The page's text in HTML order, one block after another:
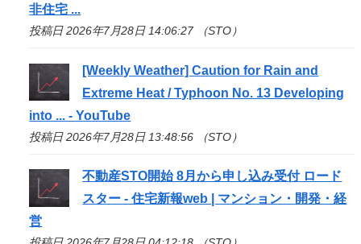
非住宅 ...
投稿日 2026年7月28日 14:06:27 （STO）
[Weekly Weather] Caution for Rain and
Extreme Heat / Typhoon No. 13 Developing
into ... - YouTube
投稿日 2026年7月28日 13:48:56 （STO）
不動産STO開始 8月から申し込み受付 ロード
スター - 住宅新報web | マンション・開発・経
営